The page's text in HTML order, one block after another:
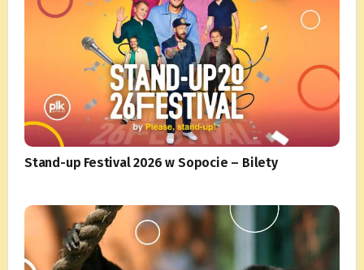
Stand-up Festival 2026 w Sopocie – Bilety